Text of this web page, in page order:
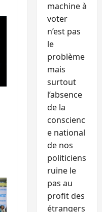
machine à
voter
n’est pas
le
problème
mais
surtout
l’absence
de la
conscienc
e national
de nos
politiciens
ruine le
pas au
profit des
étrangers